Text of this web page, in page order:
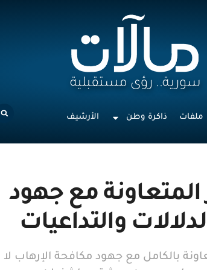
سورية.. رؤى مستقبلية
ملفات ذاكرة وطن الأرشيف
المتعاونة مع جهود
والتداعيات
بالكامل مع جهود مكافحة الإرهاب لا